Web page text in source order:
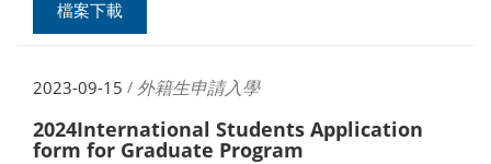
檔案下載
2023-09-15 / 外籍生申請入學
2024International Students Application
form for Graduate Program